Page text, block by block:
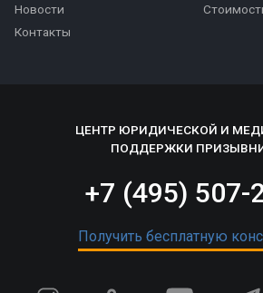
Новости
Контакты
ЦЕНТР ЮРИДИЧЕСКОЙ И
ПОДДЕРЖКИ
+7 (495) 507-
Получить бесплатную